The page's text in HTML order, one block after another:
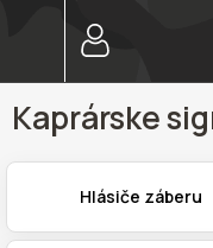
Kaprárske
Hlásiče záberu